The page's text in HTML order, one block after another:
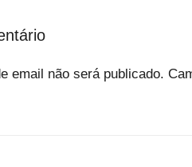
email não será publicado.